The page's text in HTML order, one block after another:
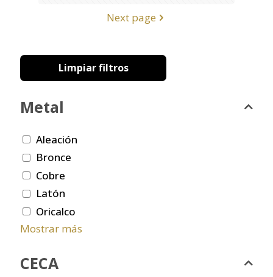
Next page
Limpiar filtros
Metal
Aleación
Bronce
Cobre
Latón
Oricalco
Mostrar más
CECA